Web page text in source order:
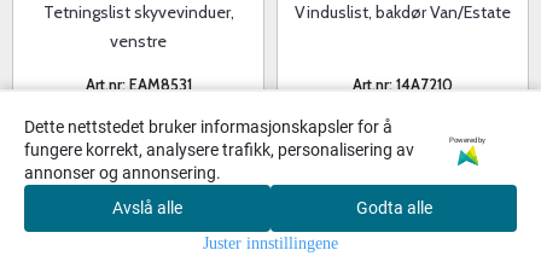
Søk
Tetningslist skyvevinduer,
venstre
Art.nr: EAM8531
2 På Lager
279,-
Vinduslist, bakdør Van/Estate
Art.nr: 14A7210
2 På Lager
595,-
Dette nettstedet bruker informasjonskapsler for å
fungere korrekt, analysere trafikk, personalisering av
annonser og annonsering.
Powered by
Avslå alle Godta alle
Juster innstillingene